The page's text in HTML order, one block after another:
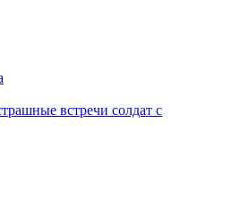
встречи солдат с